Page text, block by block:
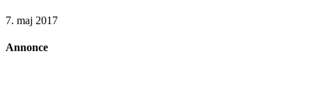
7. maj 2017
Annonce